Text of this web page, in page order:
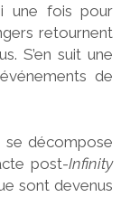
une fois pour
retournent
S’en suit une
de
se décompose
post-Infinity
sont devenus